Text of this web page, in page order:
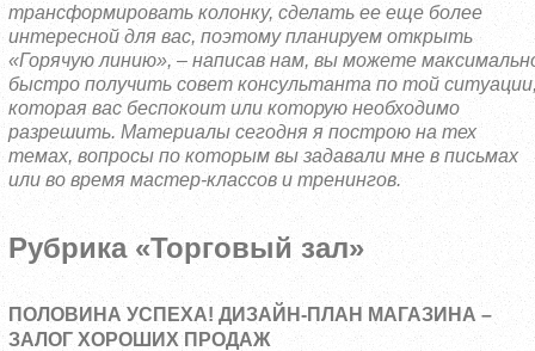
трансформировать колонку, сделать ее еще более
интересной для вас, поэтому планируем открыть
«Горячую линию», – написав нам, вы можете
быстро получить совет консультанта по той
которая вас беспокоит или которую необходимо
разрешить. Материалы сегодня я построю на тех
темах, вопросы по которым вы задавали мне в письмах
или во время мастер-классов и тренингов.
Рубрика «Торговый зал»
ПОЛОВИНА УСПЕХА! ДИЗАЙН-ПЛАН МАГАЗИНА –
ЗАЛОГ ХОРОШИХ ПРОДАЖ